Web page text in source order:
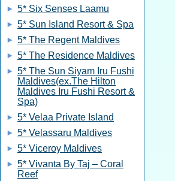
5* Six Senses Laamu
5* Sun Island Resort & Spa
5* The Regent Maldives
5* The Residence Maldives
5* The Sun Siyam Iru Fushi
Maldives(ex.The Hilton
Maldives Iru Fushi Resort &
Spa)
5* Velaa Private Island
5* Velassaru Maldives
5* Viceroy Maldives
5* Vivanta By Taj – Coral
Reef